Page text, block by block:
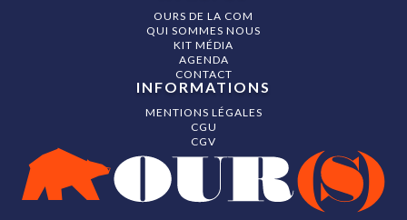
OURS DE LA COM
QUI SOMMES NOUS
KIT MÉDIA
AGENDA
CONTACT
INFORMATIONS
MENTIONS LÉGALES
CGU
CGV